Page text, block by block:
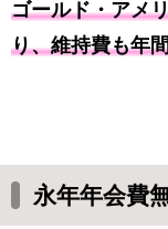
ゴールド・アメ
り、維持費も年
永年年会費